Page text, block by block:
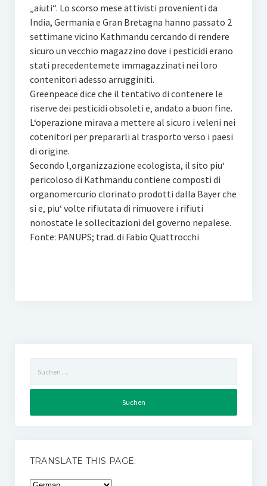
„aiuti“. Lo scorso mese attivisti provenienti da
India, Germania e Gran Bretagna hanno passato 2
settimane vicino Kathmandu cercando di rendere
sicuro un vecchio magazzino dove i pesticidi erano
stati precedentemete immagazzinati nei loro
contenitori adesso arrugginiti.
Greenpeace dice che il tentativo di contenere le
riserve dei pesticidi obsoleti e‚ andato a buon fine.
L‘operazione mirava a mettere al sicuro i veleni nei
cotenitori per prepararli al trasporto verso i paesi
di origine.
Secondo l‚organizzazione ecologista, il sito piu‘
pericoloso di Kathmandu contiene composti di
organomercurio clorinato prodotti dalla Bayer che
si e‚ piu‘ volte rifiutata di rimuovere i rifiuti
nonostate le sollecitazioni del governo nepalese.
Fonte: PANUPS; trad. di Fabio Quattrocchi
nach:
TRANSLATE THIS PAGE: